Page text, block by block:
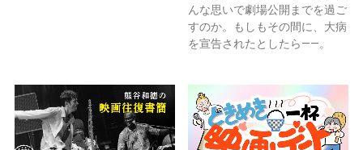
んな思いで劇場公開までを過ご
すのか。もしもその間に、大病
を宣告されたとしたら——。